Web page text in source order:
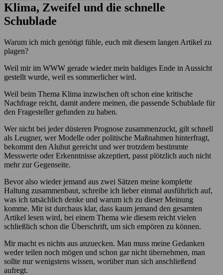
Klima, Zweifel und die schnelle
Schublade
Warum ich mich genötigt fühle, euch mit diesem langen Artikel zu
plagen?
Weil mir im WWW gerade wieder mein baldiges Ende in Aussicht
gestellt wurde, weil es sommerlicher wird.
Weil beim Thema Klima inzwischen oft schon eine kritische
Nachfrage reicht, damit andere meinen, die passende Schublade für
den Fragesteller gefunden zu haben.
Wer nicht bei jeder düsteren Prognose zusammenzuckt, gilt schnell
als Leugner, wer Modelle oder politische Maßnahmen hinterfragt,
bekommt den Aluhut gereicht und wer trotzdem bestimmte
Messwerte oder Erkenntnisse akzeptiert, passt plötzlich auch nicht
mehr zur Gegenseite.
Bevor also wieder jemand aus zwei Sätzen meine komplette
Haltung zusammenbaut, schreibe ich lieber einmal ausführlich auf,
was ich tatsächlich denke und warum ich zu dieser Meinung
komme. Mir ist durchaus klar, dass kaum jemand den gesamten
Artikel lesen wird, bei einem Thema wie diesem reicht vielen
schließlich schon die Überschrift, um sich empören zu können.
Mir macht es nichts aus anzuecken. Man muss meine Gedanken
weder teilen noch mögen und schon gar nicht übernehmen, man
sollte nur wenigstens wissen, worüber man sich anschließend
aufregt.